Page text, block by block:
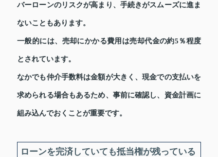
バーローンのリスクが高まり、手続きがスムーズに進ま
ないこともあります。
一般的には、売却にかかる費用は売却代金の約5％程度
とされています。
なかでも仲介手数料は金額が大きく、現金での支払いを
求められる場合もあるため、事前に確認し、資金計画に
組み込んでおくことが重要です。
ローンを完済していても抵当権が残っている